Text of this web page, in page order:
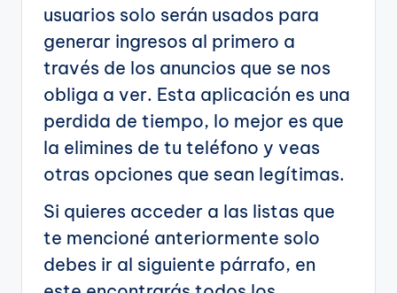
usuarios solo serán usados para
generar ingresos al primero a
través de los anuncios que se nos
obliga a ver. Esta aplicación es una
perdida de tiempo, lo mejor es que
la elimines de tu teléfono y veas
otras opciones que sean legítimas.
Si quieres acceder a las listas que
te mencioné anteriormente solo
debes ir al siguiente párrafo, en